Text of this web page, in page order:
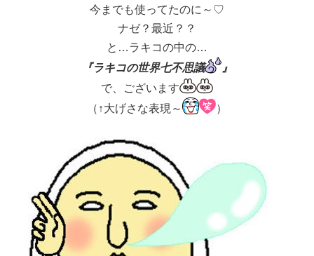
今までも使ってたのに～♡
ナゼ？最近？？
と…ラキコの中の…
『ラキコの世界七不思議
』
で、ございます
（↑大げさな表現～
）